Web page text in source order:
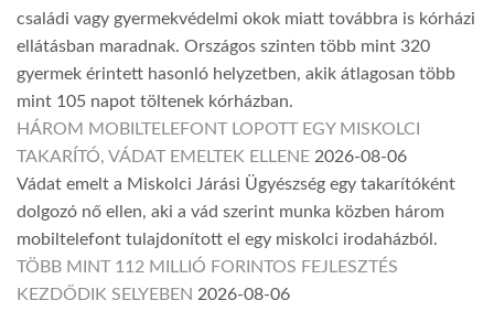
családi vagy gyermekvédelmi okok miatt továbbra is kórházi
ellátásban maradnak. Országos szinten több mint 320
gyermek érintett hasonló helyzetben, akik átlagosan több
mint 105 napot töltenek kórházban.
HÁROM MOBILTELEFONT LOPOTT EGY MISKOLCI
TAKARÍTÓ, VÁDAT EMELTEK ELLENE 2026-08-06
Vádat emelt a Miskolci Járási Ügyészség egy takarítóként
dolgozó nő ellen, aki a vád szerint munka közben három
mobiltelefont tulajdonított el egy miskolci irodaházból.
TÖBB MINT 112 MILLIÓ FORINTOS FEJLESZTÉS
KEZDŐDIK SELYEBEN 2026-08-06